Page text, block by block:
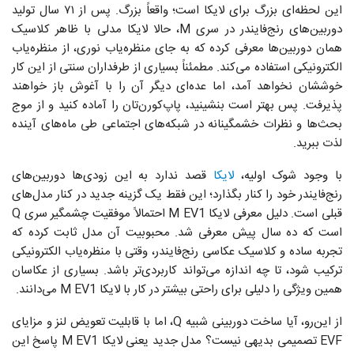
این لحظه‌ای بزرگ برای لایکا است؛ واقعاً بزرگ. پس از ۷۱ سال تولید
دوربین‌های رنج‌فایندر در سری M، حالا لایکا مدلی با ظاهر کلاسیک
همان دوربین‌ها معرفی کرده که به جای منظره‌یاب نوری، از منظره‌یاب
الکترونیکی استفاده می‌کند. مطمئناً بسیاری از طرفداران سنتی از این کار
خوششان نخواهد آمد، اما عده‌ای دیگر آن را با آغوش باز خواهند
پذیرفت. پس بهتر است بنشینید، پاپ‌کورن‌تان را آماده کنید و از موج
بحث‌ها و نظرات خشمگینانه در شبکه‌های اجتماعی طی ماه‌های آینده
لذت ببرید.
با وجود شوک اولیه،لایکا قصد ندارد به این زودی‌ها دوربین‌های
رنج‌فایندر خود را کنار بگذارد؛ این فقط یک گزینه‌ جدید در کنار مدل‌های
قبلی است. دلیل معرفی لایکا M EV1 احتمالاً موفقیت چشمگیر سری Q
است که ده سال پیش معرفی شد. محبوبیت آن مدل ثابت کرده که
تجربه‌ ساده و کلاسیک عکاسی رنج‌فایندر، وقتی با منظره‌یاب الکترونیکی
ترکیب شود، تا چه اندازه می‌تواند کاربردی‌تر باشد. بسیاری از عکاسان
همین ویژگی را دلیلی برای راحتی بیشتر در کار با لایکا M EV1 می‌دانند.
از این‌رو، آیا ساخت دوربینی شبیه Q، اما با قابلیت تعویض لنز و مزایای
EVF تصمیمی بدیهی نیست؟ مدل جدید یعنی لایکا M EV1 پاسخ این